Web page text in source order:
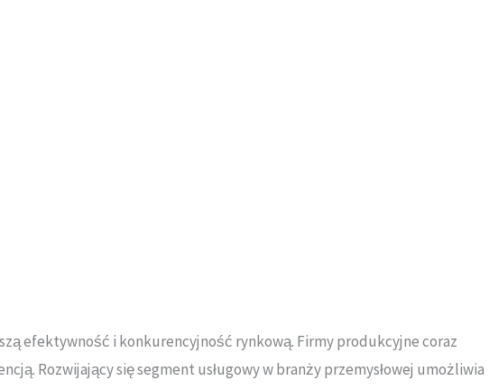
efektywność i konkurencyjność rynkową. Firmy produkcyjne coraz
Rozwijający się segment usługowy w branży przemysłowej umożliwia